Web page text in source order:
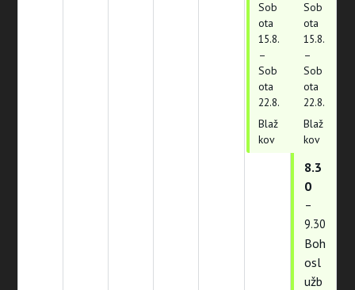
Sob
ota
15.8.
–
Sob
ota
22.8.
Blaž
kov
Sob
ota
15.8.
–
Sob
ota
22.8.
Blaž
kov
8.3
0
–
9.30
Boh
osl
užb